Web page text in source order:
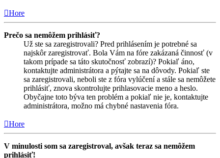
Hore
Prečo sa nemôžem prihlásiť?
Už ste sa zaregistrovali? Pred prihlásením je potrebné sa
najskôr zaregistrovať. Bola Vám na fóre zakázaná činnosť (v
takom prípade sa táto skutočnosť zobrazí)? Pokiaľ áno,
kontaktujte administrátora a pýtajte sa na dôvody. Pokiaľ ste
sa zaregistrovali, neboli ste z fóra vylúčení a stále sa nemôžete
prihlásiť, znova skontrolujte prihlasovacie meno a heslo.
Obyčajne toto býva ten problém a pokiaľ nie je, kontaktujte
administrátora, možno má chybné nastavenia fóra.
Hore
V minulosti som sa zaregistroval, avšak teraz sa nemôžem
prihlásiť!